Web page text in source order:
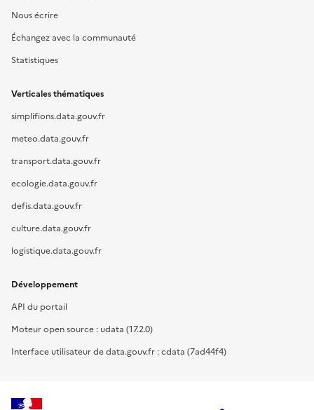
Nous écrire
Échangez avec la communauté
Statistiques
Verticales thématiques
simplifions.data.gouv.fr
meteo.data.gouv.fr
transport.data.gouv.fr
ecologie.data.gouv.fr
defis.data.gouv.fr
culture.data.gouv.fr
logistique.data.gouv.fr
Développement
API du portail
Moteur open source : udata (17.2.0)
Interface utilisateur de data.gouv.fr : cdata (7ad44f4)